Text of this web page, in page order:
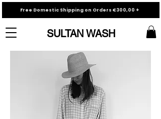
SULTAN WASH
Free Domestic Shipping on Orders €300,00 +